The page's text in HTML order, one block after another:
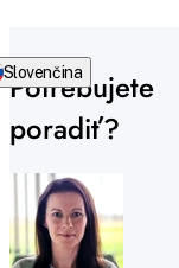
Potrebujete
poradiť?
Slovenčina